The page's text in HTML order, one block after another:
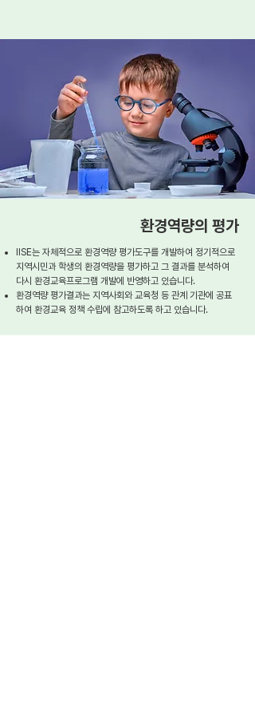
환경역량의 평가
IISE는 자체적으로 환경역량 평가도구를 개발하여 정기적으로
지역시민과 학생의 환경역량을 평가하고 그 결과를 분석하여
다시 환경교육프로그램 개발에 반영하고 있습니다.
환경역량 평가결과는 지역사회와 교육청 등 관계 기관에 공표
하여 환경교육 정책 수립에 참고하도록 하고 있습니다.